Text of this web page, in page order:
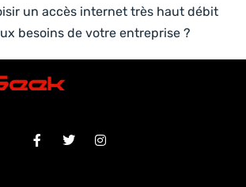
un accès internet très haut débit
besoins de votre entreprise ?